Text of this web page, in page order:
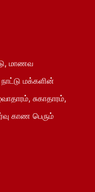
மாணவ
மக்களின்
சுகாதாரம்,
காண பெரும்